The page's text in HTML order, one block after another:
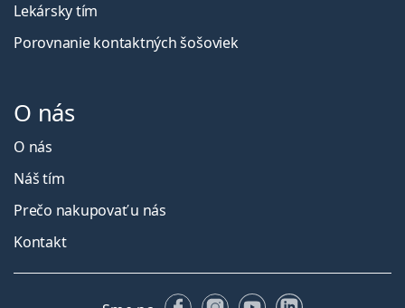
Lekársky tím
Porovnanie kontaktných šošoviek
O nás
O nás
Náš tím
Prečo nakupovať u nás
Kontakt
FacebookuInstagrame
YouTubeLinkedIn